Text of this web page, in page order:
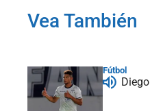
Vea También
Fútbol